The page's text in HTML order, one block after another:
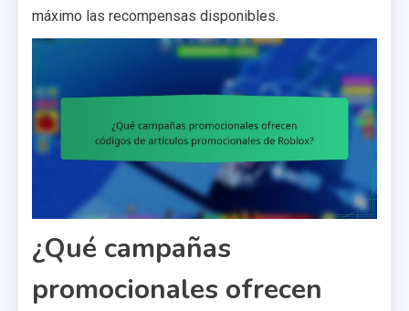
máximo las recompensas disponibles.
¿Qué campañas
promocionales ofrecen